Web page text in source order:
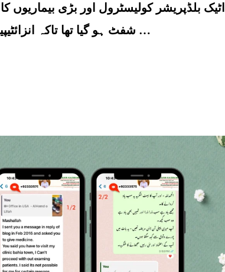
اٹیک بلڈپریشر کولیسٹرول اور بڑی بیماریوں
شفٹ ہو گیا تھا تاکہ انزائٹیپینک اٹیک ہو تو ہسپتال ایمرجنسی میں کوئی …